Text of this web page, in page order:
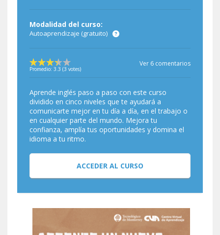
Modalidad del curso:
Autoaprendizaje (gratuito)
Promedio: 3.3 (3 votes)
Ver 6 comentarios
Aprende inglés paso a paso con este curso
dividido en cinco niveles que te ayudará a
comunicarte mejor en tu día a día, en el trabajo o
en cualquier parte del mundo. Mejora tu
confianza, amplía tus oportunidades y domina el
idioma a tu ritmo.
ACCEDER AL CURSO